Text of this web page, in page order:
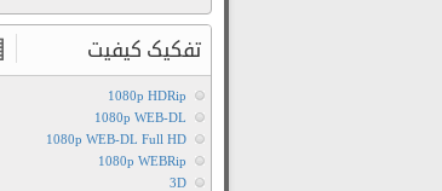
تفکیک کیفیت
1080p HDRip
1080p WEB-DL
1080p WEB-DL Full HD
1080p WEBRip
3D